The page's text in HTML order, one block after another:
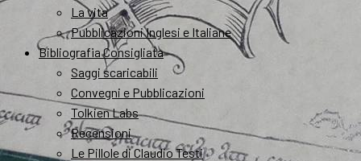
La vita
Pubblicazioni Inglesi e Italiane
Bibliografia Consigliata
Saggi scaricabili
Convegni e Pubblicazioni
Tolkien Labs
Recensioni
Le Pillole di Claudio Testi